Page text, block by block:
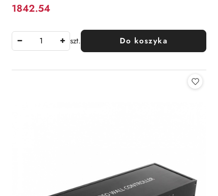
Cena:
1842.54
szt. Do koszyka